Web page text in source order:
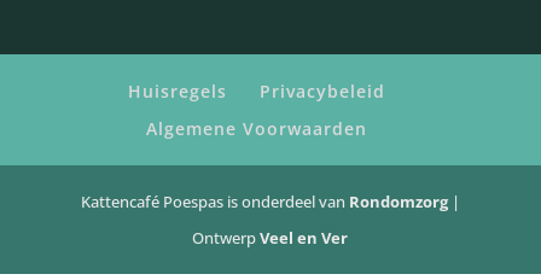
Huisregels
Privacybeleid
Algemene Voorwaarden
Kattencafé Poespas is onderdeel van Rondomzorg |
OntwerpVeel en Ver